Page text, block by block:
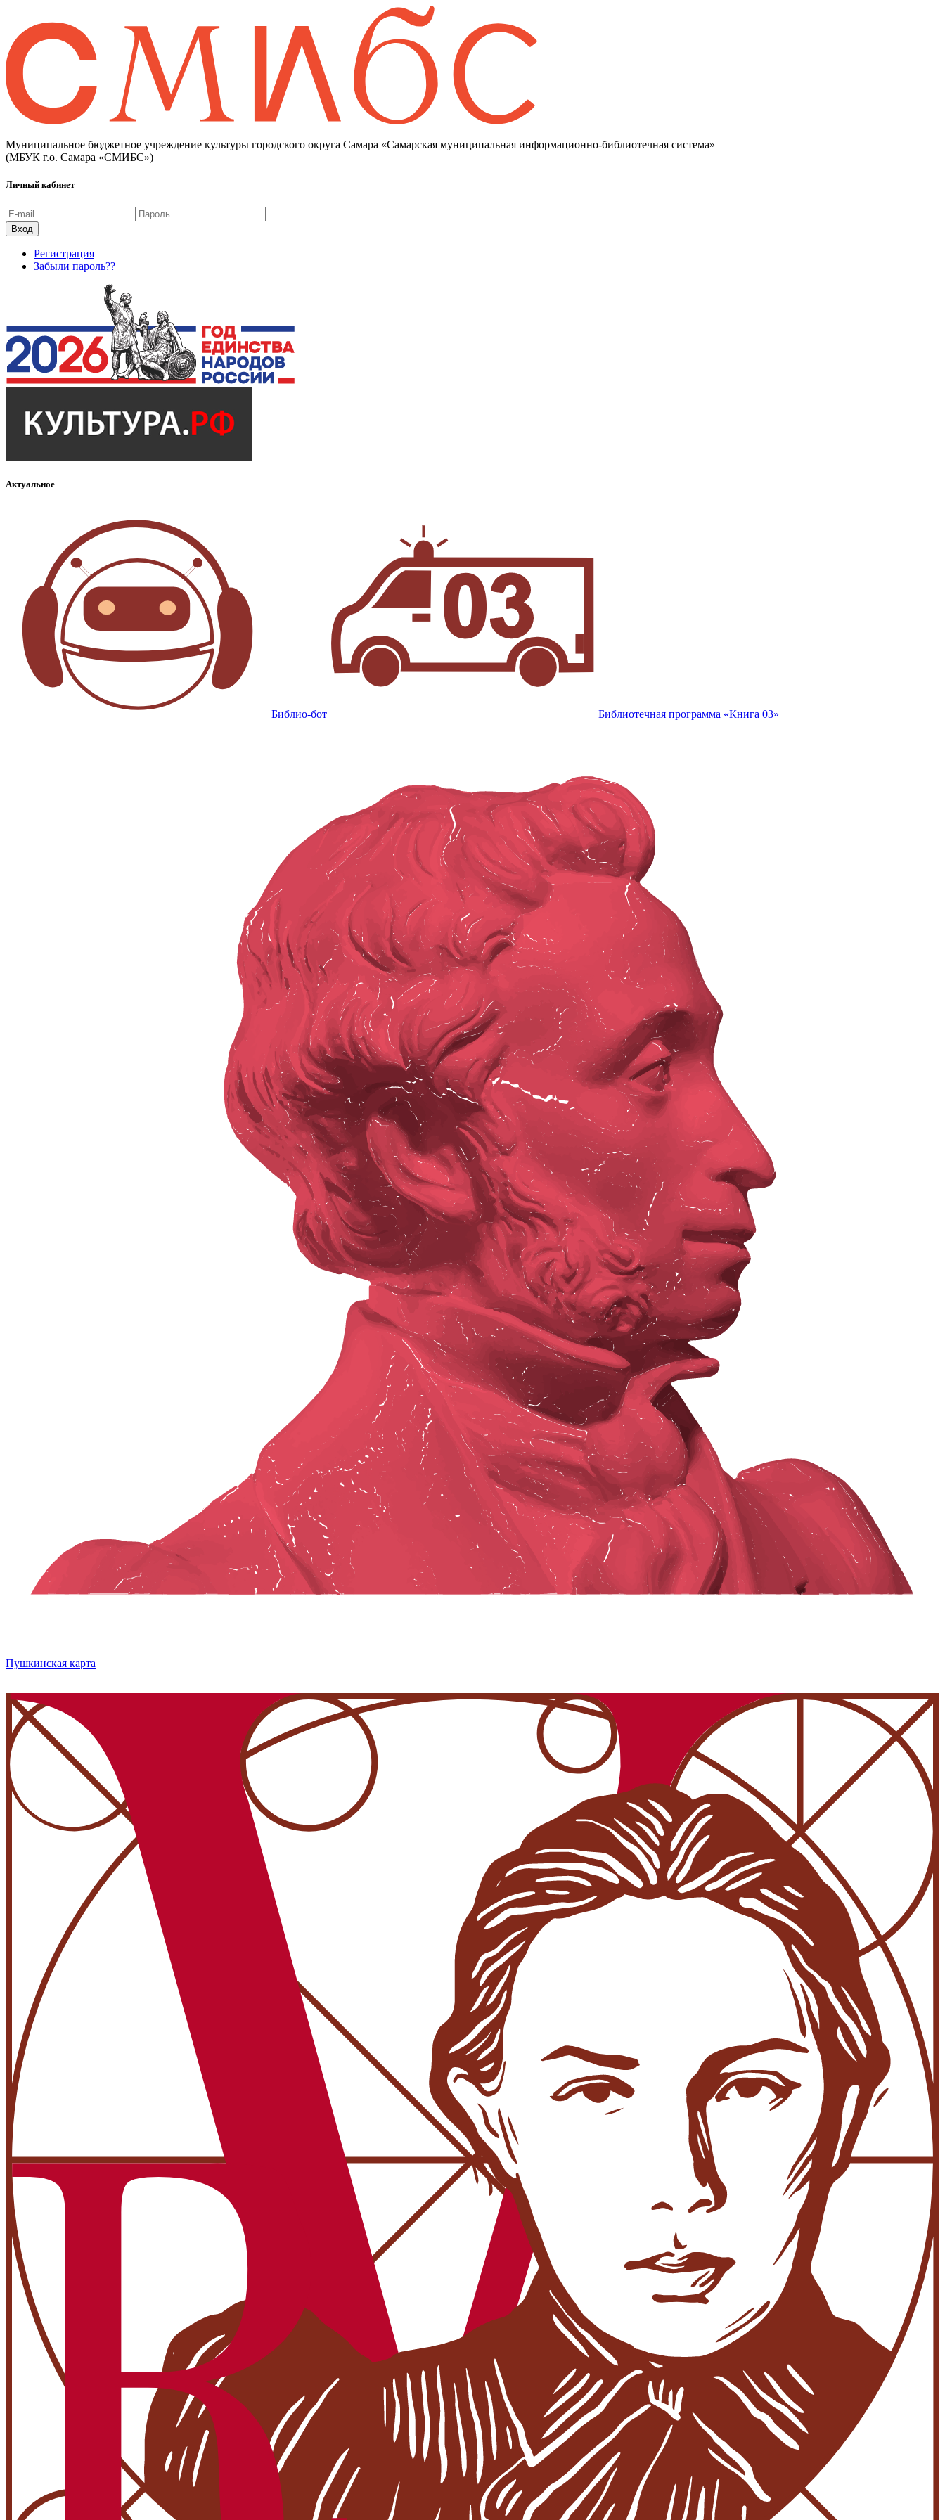
Муниципальное бюджетное учреждение культуры городского округа Самара «Самарская муниципальная информационно-библиотечная система»
(МБУК г.о. Самара «СМИБС»)
Личный кабинет
Регистрация
Забыли пароль??
Актуальное
Библио-бот Библиотечная программа «Книга 03»
Пушкинская карта